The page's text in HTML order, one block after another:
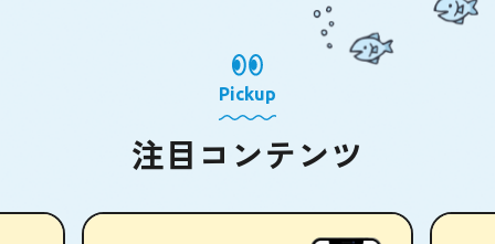
Pickup
注目コンテンツ